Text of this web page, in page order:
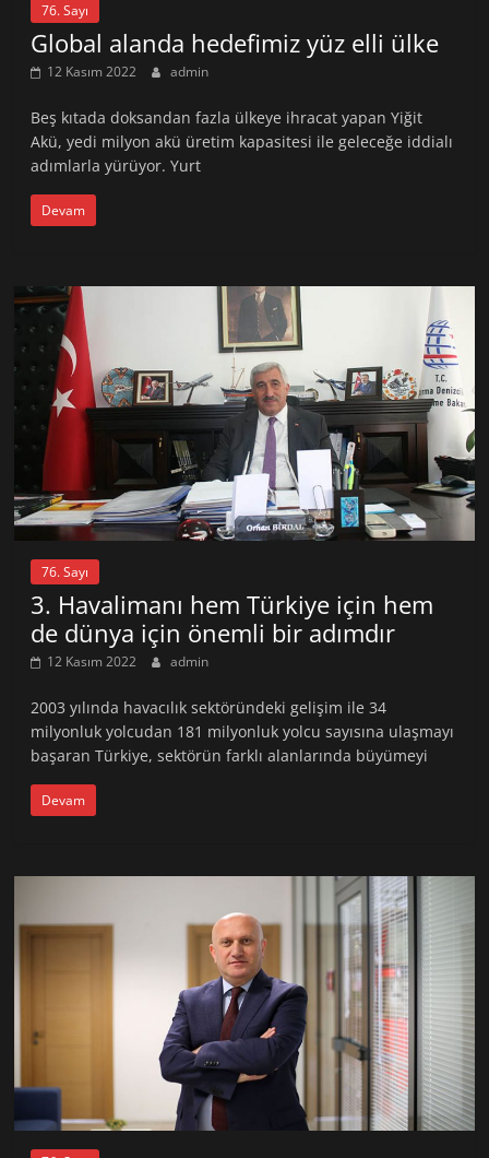
76. Sayı
Global alanda hedefimiz yüz elli ülke
12 Kasım 2022 admin
Beş kıtada doksandan fazla ülkeye ihracat yapan Yiğit
Akü, yedi milyon akü üretim kapasitesi ile geleceğe iddialı
adımlarla yürüyor. Yurt
Devam
76. Sayı
3. Havalimanı hem Türkiye için hem
de dünya için önemli bir adımdır
12 Kasım 2022 admin
2003 yılında havacılık sektöründeki gelişim ile 34
milyonluk yolcudan 181 milyonluk yolcu sayısına ulaşmayı
başaran Türkiye, sektörün farklı alanlarında büyümeyi
Devam